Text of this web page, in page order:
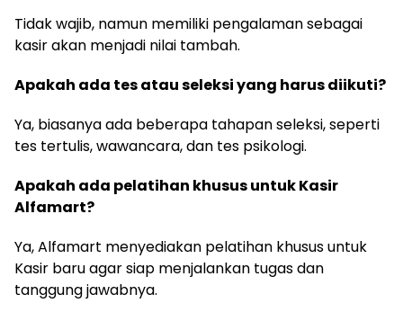
Tidak wajib, namun memiliki pengalaman sebagai
kasir akan menjadi nilai tambah.
Apakah ada tes atau seleksi yang harus diikuti?
Ya, biasanya ada beberapa tahapan seleksi, seperti
tes tertulis, wawancara, dan tes psikologi.
Apakah ada pelatihan khusus untuk Kasir
Alfamart?
Ya, Alfamart menyediakan pelatihan khusus untuk
Kasir baru agar siap menjalankan tugas dan
tanggung jawabnya.